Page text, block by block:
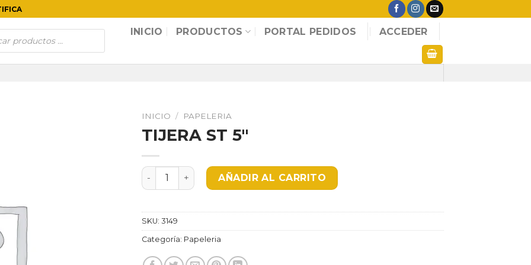
INICIO PRODUCTOS PORTAL PEDIDOS ACCEDER
INICIO / PAPELERIA
TIJERA ST 5″
TIJERA ST 5" cantidadAÑADIR AL CARRITO
SKU: 3149
Categoría: Papeleria